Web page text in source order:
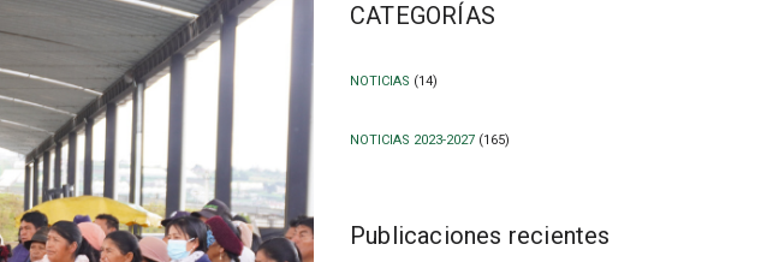
CATEGORÍAS
NOTICIAS (14)
NOTICIAS 2023-2027 (165)
Publicaciones recientes